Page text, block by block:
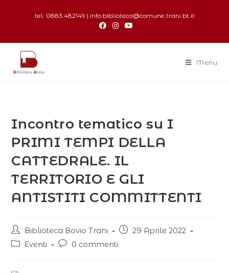
tel: 0883.482149 | info.biblioteca@comune.trani.bt.it
Menu
Incontro tematico su I
PRIMI TEMPI DELLA
CATTEDRALE. IL
TERRITORIO E GLI
ANTISTITI COMMITTENTI
Biblioteca Bovio Trani
29 Aprile 2022
Eventi
0 commenti